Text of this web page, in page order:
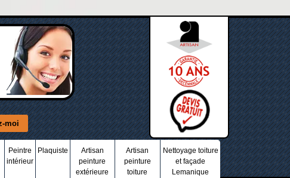
Peintre
intérieur
Plaquiste
Artisan
peinture
extérieure
Artisan
peinture
toiture
Nettoyage toiture
et façade
Lemanique